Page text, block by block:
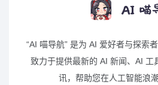
“AI 喵导航” 是为 AI 爱好者与探索
致力于提供最新的 AI 新闻、AI 工
讯，帮助您在人工智能浪